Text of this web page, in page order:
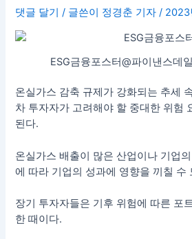
댓글 달기 / 글쓴이 정경춘 기자/ 2023
ESG금융포스터@파이낸스데
온실가스 감축 규제가 강화되는 추세
차 투자자가 고려해야 할 중대한 위험
된다.
온실가스 배출이 많은 산업이나 기업
에 따라 기업의 성과에 영향을 끼칠 수
장기 투자자들은 기후 위험에 따른 포
한 때이다.